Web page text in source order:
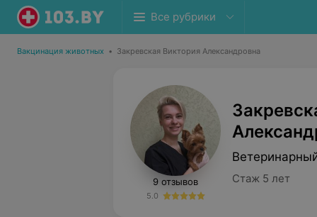
Все рубрики
Вакцинация животных • Закревская Виктория Александровна
9 отзывов
5.0
Стаж 5 лет